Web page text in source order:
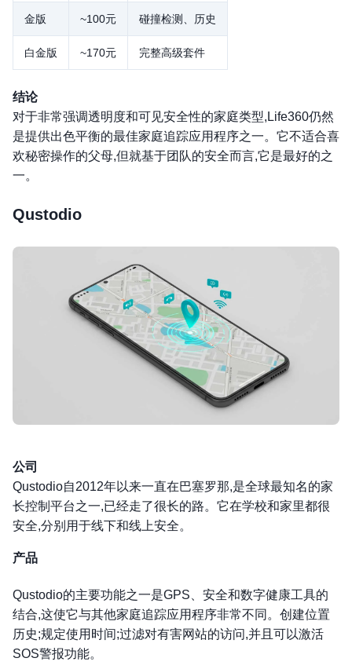
金版 ~100元 碰撞检测、历史
白金版 ~170元 完整高级套件
结论
对于非常强调透明度和可见安全性的家庭类型,Life360仍然
是提供出色平衡的最佳家庭追踪应用程序之一。它不适合喜
欢秘密操作的父母,但就基于团队的安全而言,它是最好的之
一。
Qustodio
公司
Qustodio自2012年以来一直在巴塞罗那,是全球最知名的家
长控制平台之一,已经走了很长的路。它在学校和家里都很
安全,分别用于线下和线上安全。
产品
Qustodio的主要功能之一是GPS、安全和数字健康工具的
结合,这使它与其他家庭追踪应用程序非常不同。创建位置
历史;规定使用时间;过滤对有害网站的访问,并且可以激活
SOS警报功能。